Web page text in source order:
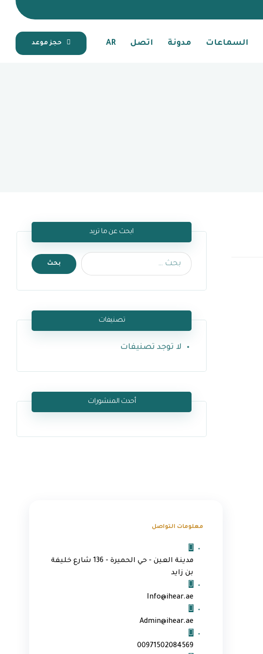
حجز موعد السماعات مدونة اتصل AR
ابحث عن ما تريد
تصنيفات
لا توجد تصنيفات
أحدث المنشورات
معلومات التواصل
مدينة العين - حي الحميرة - 136 شارع خليفة
بن زايد
Info@ihear.ae
Admin@ihear.ae
00971502084569